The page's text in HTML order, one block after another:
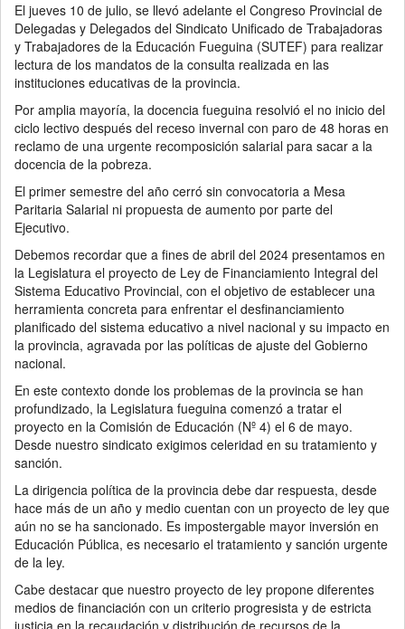
El jueves 10 de julio, se llevó adelante el Congreso Provincial de
Delegadas y Delegados del Sindicato Unificado de Trabajadoras
y Trabajadores de la Educación Fueguina (SUTEF) para realizar
lectura de los mandatos de la consulta realizada en las
instituciones educativas de la provincia.
Por amplia mayoría, la docencia fueguina resolvió el no inicio del
ciclo lectivo después del receso invernal con paro de 48 horas en
reclamo de una urgente recomposición salarial para sacar a la
docencia de la pobreza.
El primer semestre del año cerró sin convocatoria a Mesa
Paritaria Salarial ni propuesta de aumento por parte del
Ejecutivo.
Debemos recordar que a fines de abril del 2024 presentamos en
la Legislatura el proyecto de Ley de Financiamiento Integral del
Sistema Educativo Provincial, con el objetivo de establecer una
herramienta concreta para enfrentar el desfinanciamiento
planificado del sistema educativo a nivel nacional y su impacto en
la provincia, agravada por las políticas de ajuste del Gobierno
nacional.
En este contexto donde los problemas de la provincia se han
profundizado, la Legislatura fueguina comenzó a tratar el
proyecto en la Comisión de Educación (Nº 4) el 6 de mayo.
Desde nuestro sindicato exigimos celeridad en su tratamiento y
sanción.
La dirigencia política de la provincia debe dar respuesta, desde
hace más de un año y medio cuentan con un proyecto de ley que
aún no se ha sancionado. Es impostergable mayor inversión en
Educación Pública, es necesario el tratamiento y sanción urgente
de la ley.
Cabe destacar que nuestro proyecto de ley propone diferentes
medios de financiación con un criterio progresista y de estricta